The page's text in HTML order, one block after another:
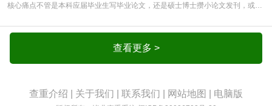
核心痛点不管是本科应届毕业生写毕业论文，还是硕士博士攒小论文发刊，或是
自己逐句读逐句改，熬好几个大夜不说，还经常改不到点上，交上去才发现重复
率超标，再返工太折腾。现在有了成熟的ai论文工具，这些痛点基本都能高效解
决。靠谱的ai论文工具，不止能帮你梳查看更多 >
查重介绍 关于我们 联系我们 网站地图 电脑版